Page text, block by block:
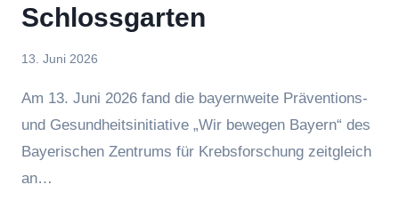
Schlossgarten
Von
Raufer
13. Juni 2026
Am 13. Juni 2026 fand die bayernweite Präventions-
und Gesundheitsinitiative „Wir bewegen Bayern“ des
Bayerischen Zentrums für Krebsforschung zeitgleich
an…